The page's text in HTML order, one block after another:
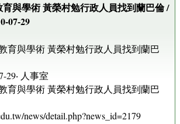
與學術 黃榮村勉行政人員找到蘭巴倫 /
07-29
育與學術 黃榮村勉行政人員找到蘭巴
29‧ 人事室
育與學術 黃榮村勉行政人員找到蘭巴
news/detail.php?news_id=2179